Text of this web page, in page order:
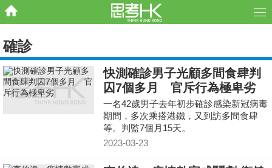
確診
快測確診男子光顧多間食肆判
囚7個多月 官斥行為極卑劣
一名42歲男子去年初步確診感染新冠病毒
期間，多次乘搭港鐵，又到訪多間食肆
等。判監7個月15天。
2023-03-23